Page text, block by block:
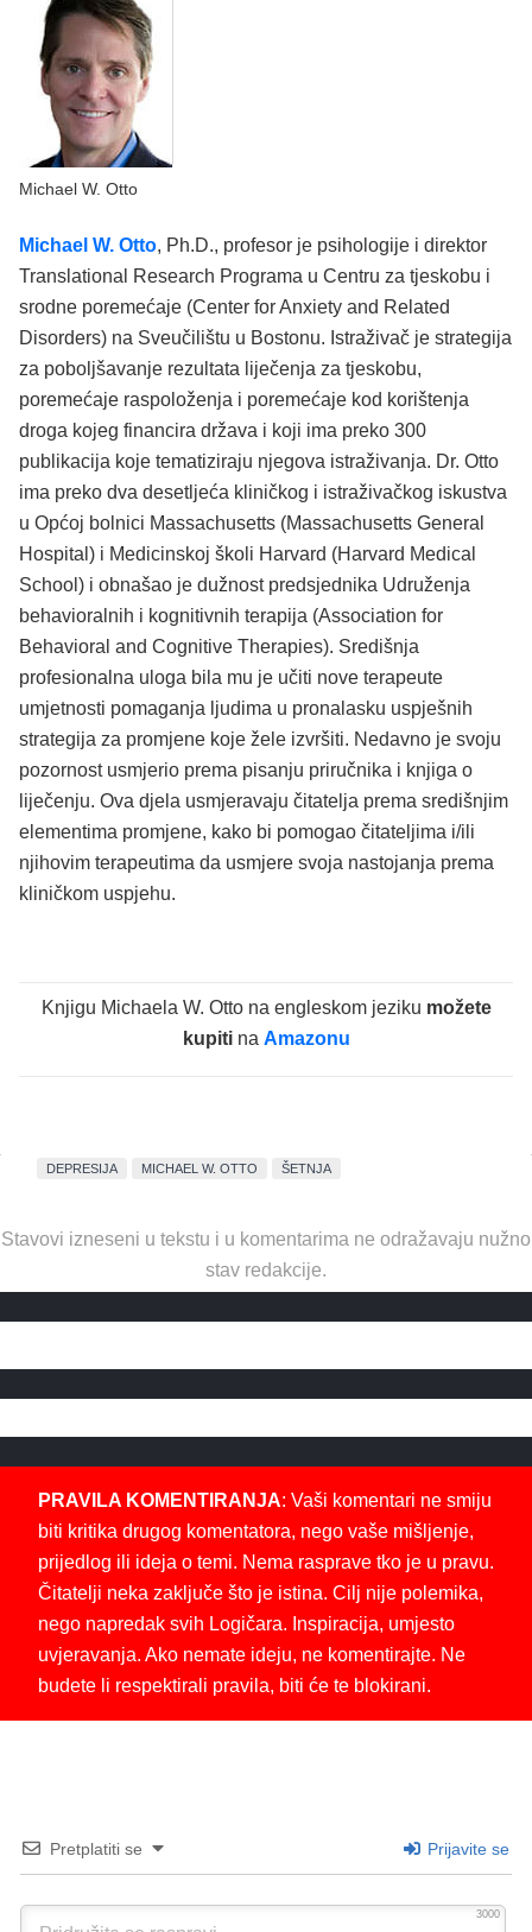
Michael W. Otto
Michael W. Otto, Ph.D., profesor je psihologije i direktor
Translational Research Programa u Centru za tjeskobu i
srodne poremećaje (Center for Anxiety and Related
Disorders) na Sveučilištu u Bostonu. Istraživač je strategija
za poboljšavanje rezultata liječenja za tjeskobu,
poremećaje raspoloženja i poremećaje kod korištenja
droga kojeg financira država i koji ima preko 300
publikacija koje tematiziraju njegova istraživanja. Dr. Otto
ima preko dva desetljeća kliničkog i istraživačkog iskustva
u Općoj bolnici Massachusetts (Massachusetts General
Hospital) i Medicinskoj školi Harvard (Harvard Medical
School) i obnašao je dužnost predsjednika Udruženja
behavioralnih i kognitivnih terapija (Association for
Behavioral and Cognitive Therapies). Središnja
profesionalna uloga bila mu je učiti nove terapeute
umjetnosti pomaganja ljudima u pronalasku uspješnih
strategija za promjene koje žele izvršiti. Nedavno je svoju
pozornost usmjerio prema pisanju priručnika i knjiga o
liječenju. Ova djela usmjeravaju čitatelja prema središnjim
elementima promjene, kako bi pomogao čitateljima i/ili
njihovim terapeutima da usmjere svoja nastojanja prema
kliničkom uspjehu.
Knjigu Michaela W. Otto na engleskom jeziku možete
kupitina Amazonu
DEPRESIJA MICHAEL W. OTTO ŠETNJA
Stavovi izneseni u tekstu i u komentarima ne odražavaju nužno
stav redakcije.
PRAVILA KOMENTIRANJA: Vaši komentari ne smiju
biti kritika drugog komentatora, nego vaše mišljenje,
prijedlog ili ideja o temi. Nema rasprave tko je u pravu.
Čitatelji neka zaključe što je istina. Cilj nije polemika,
nego napredak svih Logičara. Inspiracija, umjesto
uvjeravanja. Ako nemate ideju, ne komentirajte. Ne
budete li respektirali pravila, biti će te blokirani.
Pretplatiti se Prijavite se
3000